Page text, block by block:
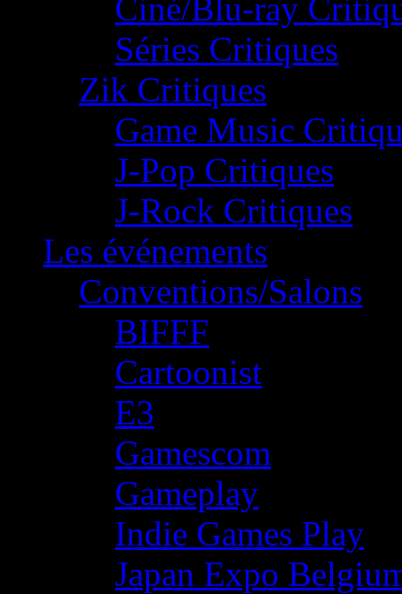
Ciné/Blu-ray
Séries Critiques
Zik Critiques
Game Music
J-Pop Critiques
J-Rock Critiques
Les événements
Conventions/Salons
BIFFF
Cartoonist
E3
Gamescom
Gameplay
Indie Games Play
Japan Expo